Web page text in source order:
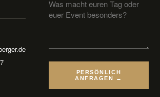
PERSÖNLICH
ANFRAGEN →